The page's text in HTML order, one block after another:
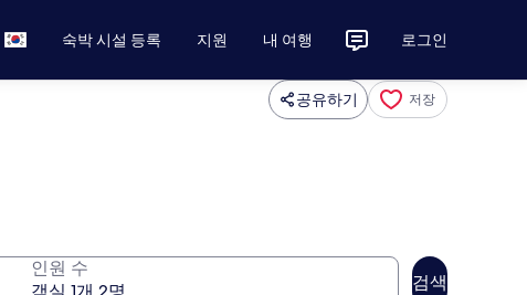
숙박 시설 등록 지원 내 여행 로그인
공유하기 저장
인원 수
검색